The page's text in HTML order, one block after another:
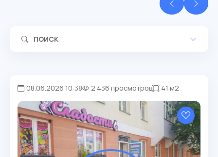
ПОИСК
08.06.2026 10:38 2 436 просмотров 41 м2